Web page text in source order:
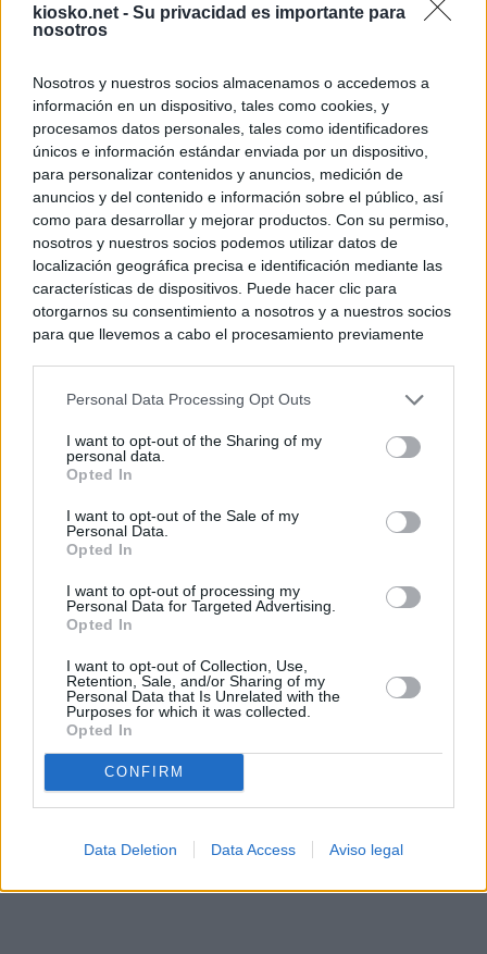
kiosko.net - Su privacidad es importante para
nosotros
Nosotros y nuestros socios almacenamos o accedemos a
información en un dispositivo, tales como cookies, y
procesamos datos personales, tales como identificadores
únicos e información estándar enviada por un dispositivo,
para personalizar contenidos y anuncios, medición de
anuncios y del contenido e información sobre el público, así
como para desarrollar y mejorar productos. Con su permiso,
nosotros y nuestros socios podemos utilizar datos de
localización geográfica precisa e identificación mediante las
características de dispositivos. Puede hacer clic para
otorgarnos su consentimiento a nosotros y a nuestros socios
para que llevemos a cabo el procesamiento previamente
negar su consentimiento. Tenga en cuenta que algún
de su consentimiento, pero usted tiene el derecho de
rechazar tal procesamiento. Sus preferencias se aplicarán
cualquier momento entrando de nuevo en este sitio web o
visitando nuestra política de privacidad.
Personal Data Processing Opt Outs
I want to opt-out of the Sharing of my
personal data.
Opted In
I want to opt-out of the Sale of my
Personal Data.
Opted In
I want to opt-out of processing my
Personal Data for Targeted Advertising.
Opted In
I want to opt-out of Collection, Use,
Retention, Sale, and/or Sharing of my
Personal Data that Is Unrelated with the
Purposes for which it was collected.
Opted In
CONFIRM
Data Deletion Data Access Aviso legal